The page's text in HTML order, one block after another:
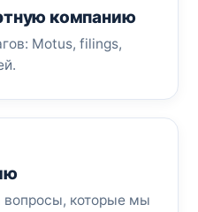
компанию
Motus, filings,
которые мы